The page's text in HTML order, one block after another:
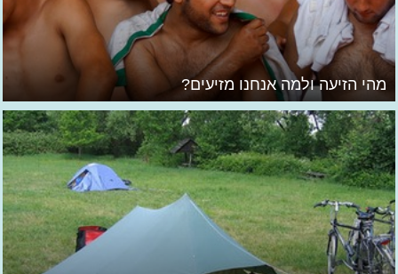
מהי הזיעה ולמה אנחנו מזיעים?